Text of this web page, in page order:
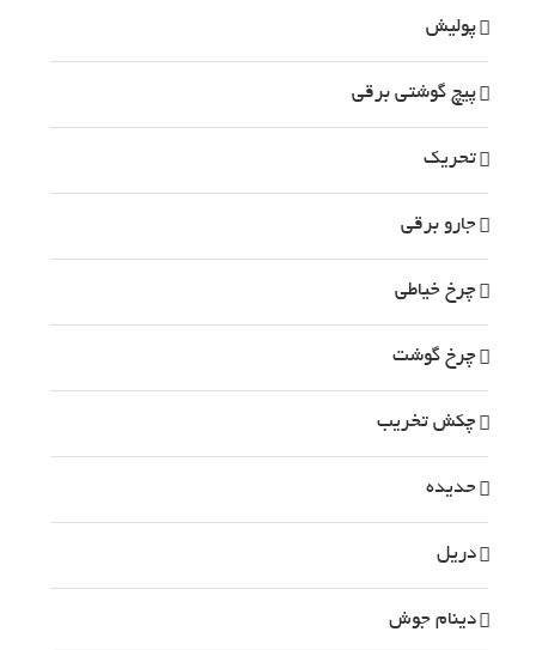
پوليش
پیچ گوشتی برقی
تحریک
جارو برقی
چرخ خیاطی
چرخ گوشت
چکش تخریب
حدیده
دریل
دینام جوش